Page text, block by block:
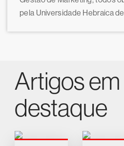
pela Universidade Hebraica
Artigos em
destaque